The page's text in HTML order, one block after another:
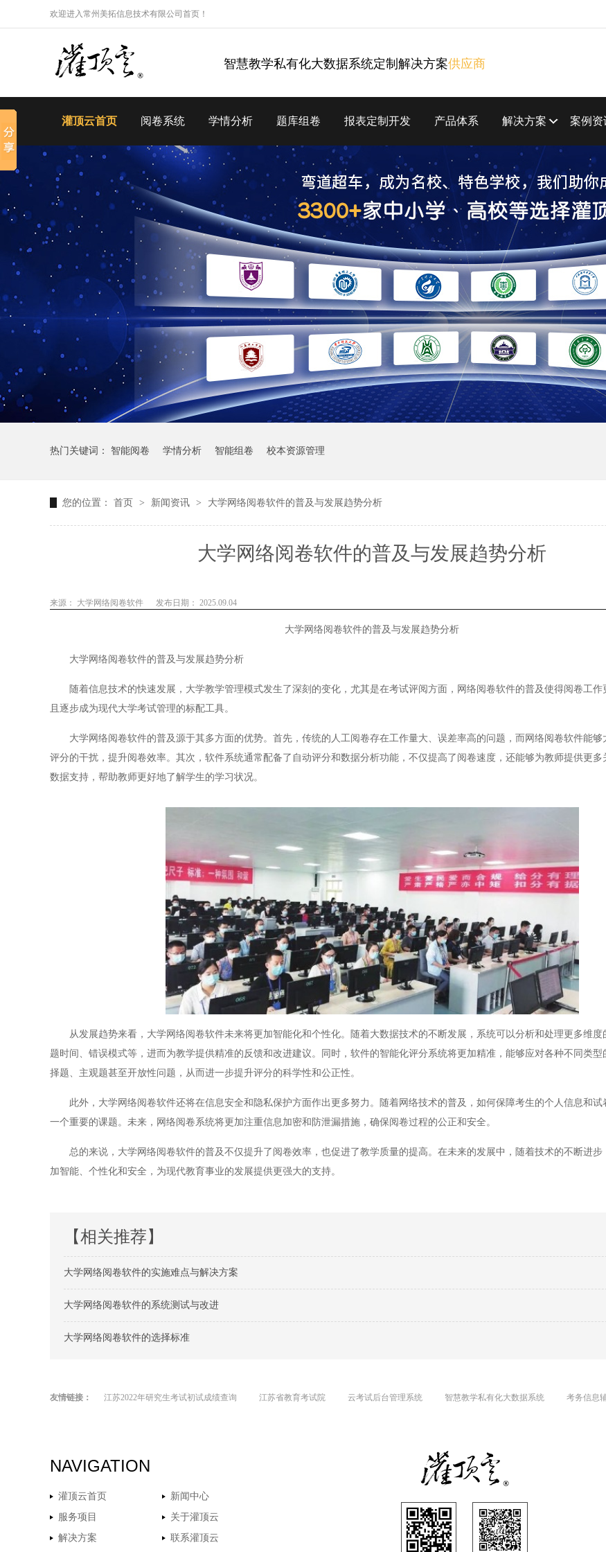
欢迎进入常州美拓信息技术有限公司首页！
智慧教学私有化大数据系统定制解决方案供应商
灌顶云首页 阅卷系统 学情分析 题库组卷 报表定制开发 产品体系 解决方案 案例资
热门关键词： 智能阅卷 学情分析 智能组卷 校本资源管理
您的位置： 首页 > 新闻资讯 > 大学网络阅卷软件的普及与发展趋势分析
大学网络阅卷软件的普及与发展趋势分析
来源： 大学网络阅卷软件 发布日期： 2025.09.04
大学网络阅卷软件的普及与发展趋势分析
大学网络阅卷软件的普及与发展趋势分析
随着信息技术的快速发展，大学教学管理模式发生了深刻的变化，尤其是在考试评阅方面，网络阅卷软件的普及使得阅卷工作
且逐步成为现代大学考试管理的标配工具。
大学网络阅卷软件的普及源于其多方面的优势。首先，传统的人工阅卷存在工作量大、误差率高的问题，而网络阅卷软件能够
评分的干扰，提升阅卷效率。其次，软件系统通常配备了自动评分和数据分析功能，不仅提高了阅卷速度，还能够为教师提供更多
数据支持，帮助教师更好地了解学生的学习状况。
从发展趋势来看，大学网络阅卷软件未来将更加智能化和个性化。随着大数据技术的不断发展，系统可以分析和处理更多维度
题时间、错误模式等，进而为教学提供精准的反馈和改进建议。同时，软件的智能化评分系统将更加精准，能够应对各种不同类
择题、主观题甚至开放性问题，从而进一步提升评分的科学性和公正性。
此外，大学网络阅卷软件还将在信息安全和隐私保护方面作出更多努力。随着网络技术的普及，如何保障考生的个人信息和试
一个重要的课题。未来，网络阅卷系统将更加注重信息加密和防泄漏措施，确保阅卷过程的公正和安全。
总的来说，大学网络阅卷软件的普及不仅提升了阅卷效率，也促进了教学质量的提高。在未来的发展中，随着技术的不断进步
加智能、个性化和安全，为现代教育事业的发展提供更强大的支持。
【相关推荐】
大学网络阅卷软件的实施难点与解决方案
大学网络阅卷软件的系统测试与改进
大学网络阅卷软件的选择标准
友情链接： 江苏2022年研究生考试初试成绩查询 江苏省教育考试院 云考试后台管理系统 智慧教学私有化大数据系统 考务信息
NAVIGATION
灌顶云首页
新闻中心
服务项目
关于灌顶云
解决方案
联系灌顶云